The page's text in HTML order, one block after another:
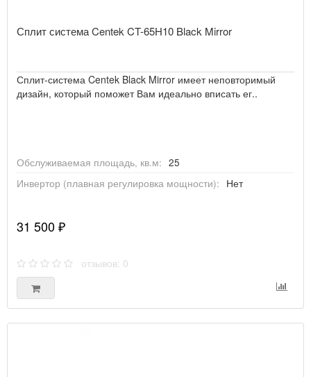
Сплит система Centek CT-65H10 Black Mirror
Сплит-система Centek Black Mirror имеет неповторимый
дизайн, который поможет Вам идеально вписать ег..
Обслуживаемая площадь, кв.м: 25
Инвертор (плавная регулировка мощности):
Нет
31 500 ₽
отзывов: 0